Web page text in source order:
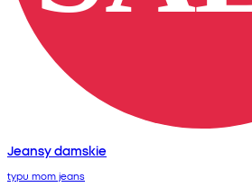
Jeansy damskie
typu mom jeans